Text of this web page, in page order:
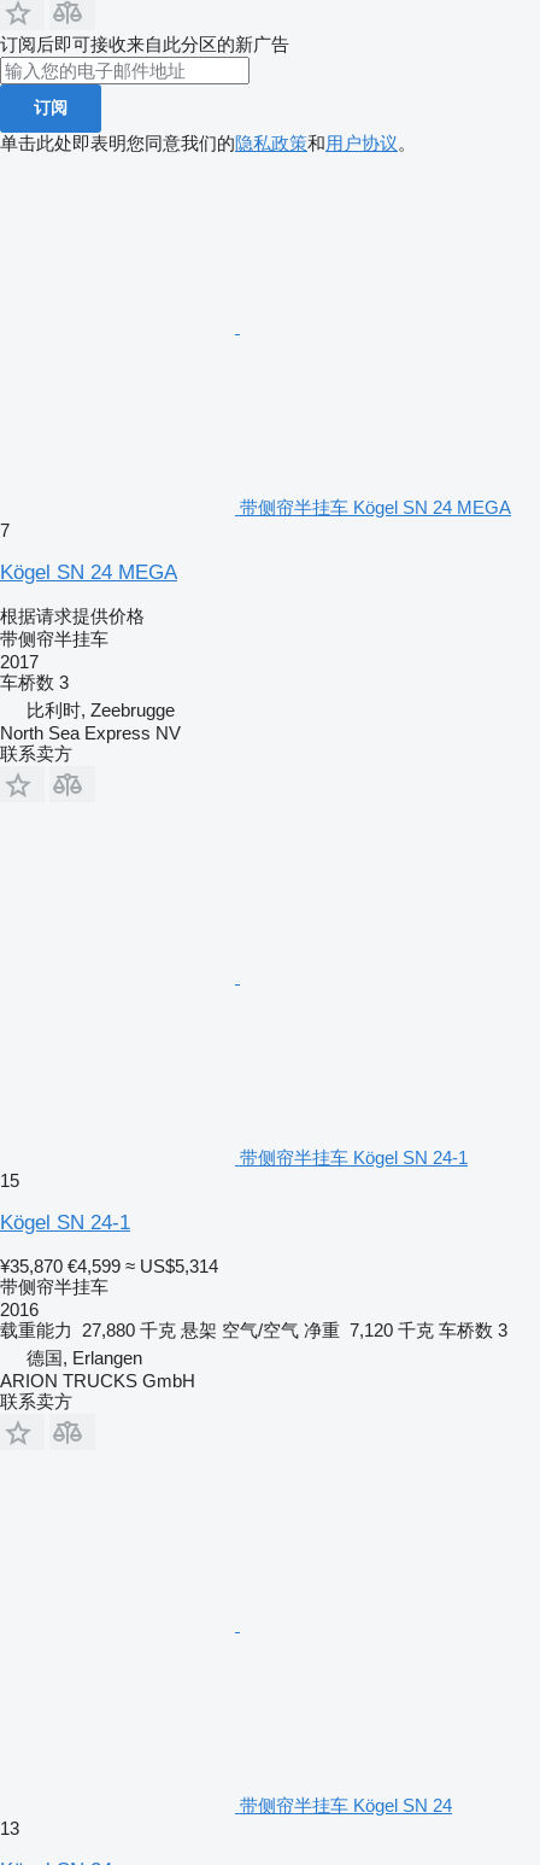
订阅后即可接收来自此分区的新广告
订阅
单击此处即表明您同意我们的隐私政策和用户协议。
带侧帘半挂车 Kögel SN 24 MEGA
7
Kögel SN 24 MEGA
根据请求提供价格
带侧帘半挂车
2017
车桥数 3
比利时, Zeebrugge
North Sea Express NV
联系卖方
带侧帘半挂车 Kögel SN 24-1
15
Kögel SN 24-1
¥35,870 €4,599 ≈ US$5,314
带侧帘半挂车
2016
载重能力
27,880 千克 悬架 空气/空气 净重 7,120 千克 车桥数 3
德国, Erlangen
ARION TRUCKS GmbH
联系卖方
带侧帘半挂车 Kögel SN 24
13